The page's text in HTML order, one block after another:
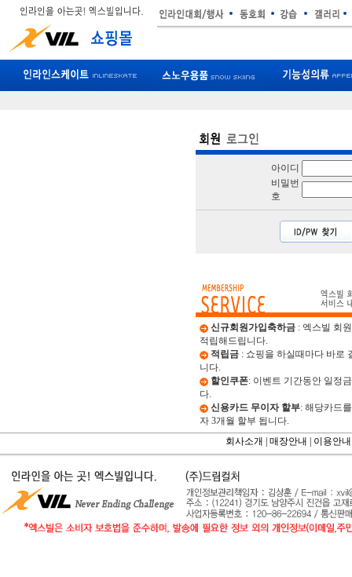
아이디
비밀번
호
신규회원가입축하금: 엑스빌 회
적립해드립니다.
적립금: 쇼핑을 하실때마다 바로
니다.
할인쿠폰: 이벤트 기간동안 일정
다.
신용카드 무이자 할부: 해당카드
자 3개월 할부 됩니다.
회사소개 | 매장안내 | 이용안